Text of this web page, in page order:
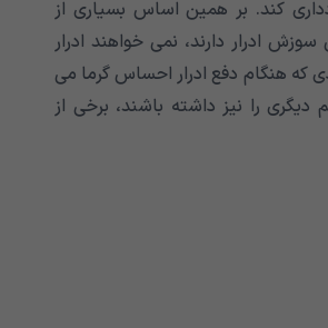
کند. بر همین اساس بسیاری از
ادرار دارند، نمی خواهند ادرار
که هنگام دفع ادرار احساس گرما می
دیگری را نیز داشته باشند، برخی از